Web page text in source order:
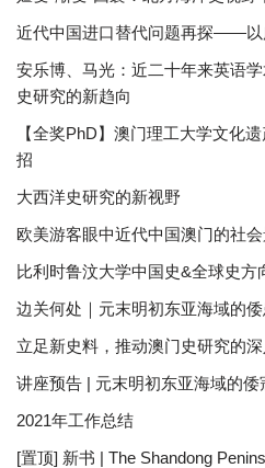
近代中国进口替代问题再探——以
安乐博、马光：近二十年来英语
史研究的新趋向
【全奖PhD】澳门理工大学文化
招
大西洋史研究的新视野
欧美游客眼中近代中国澳门的社会
比利时鲁汶大学中国史&全球史方
边关何处｜元末明初东亚海域的
立足新史料，推动澳门史研究的
讲座预告 | 元末明初东亚海域的倭
2021年工作总结
[置顶] 新书 | The Shandong